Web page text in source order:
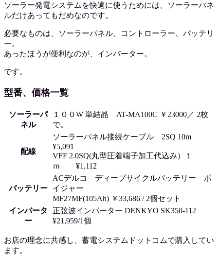
ソーラー発電システムを快適に使うためには、ソーラーパネ
ルだけあってもだめなのです。
必要なものは、ソーラーパネル、コントローラー、バッテリ
ー。
あったほうが便利なのが、インバーター。
です。
型番、価格一覧
ソーラーパ
ネル
１００W 単結晶 AT-MA100C ￥23000／ 2枚
で。
配線
ソーラーパネル接続ケーブル 2SQ 10m
¥5,091
VFF 2.0SQ(丸型圧着端子加工代込み）１
ｍ ¥1,112
バッテリー
ACデルコ ディープサイクルバッテリー ボ
イジャー
MF27MF(105Ah) ￥33,686 / 2個セット
インバータ
ー
正弦波インバーター DENKYO SK350-112
¥21,959/1個
お店の理念に共感し、蓄電システムドットコムで購入してい
ます。